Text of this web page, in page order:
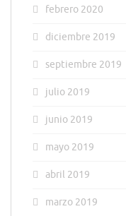
febrero 2020
diciembre 2019
septiembre 2019
julio 2019
junio 2019
mayo 2019
abril 2019
marzo 2019